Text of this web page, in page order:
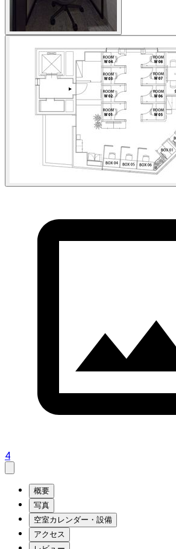
4
概要
写真
空室カレンダー・設備
アクセス